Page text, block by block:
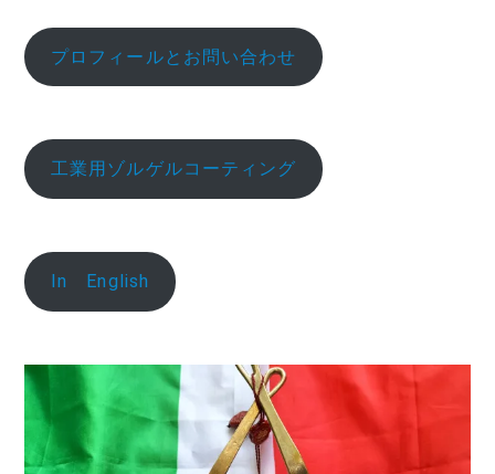
プロフィールとお問い合わせ
工業用ゾルゲルコーティング
In English